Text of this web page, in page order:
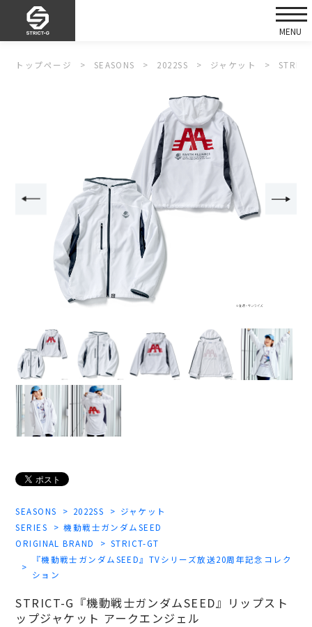
トップページ SEASONS 2022SS ジャケット
SEASONS 2022SS
ジャケット
SERIES
機動戦士ガンダムSEED
ORIGINAL BRAND
STRICT-GT
『機動戦士ガンダムSEED』TVシリーズ放送20周年記念コレク
ション
STRICT-G『機動戦士ガンダムSEED』リップスト
ップジャケット アークエンジェル